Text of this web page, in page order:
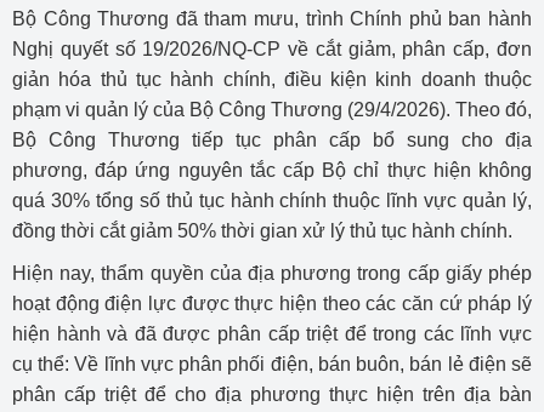
Bộ Công Thương đã tham mưu, trình Chính phủ ban hành
Nghị quyết số 19/2026/NQ-CP về cắt giảm, phân cấp, đơn
giản hóa thủ tục hành chính, điều kiện kinh doanh thuộc
phạm vi quản lý của Bộ Công Thương (29/4/2026). Theo đó,
Bộ Công Thương tiếp tục phân cấp bổ sung cho địa
phương, đáp ứng nguyên tắc cấp Bộ chỉ thực hiện không
quá 30% tổng số thủ tục hành chính thuộc lĩnh vực quản lý,
đồng thời cắt giảm 50% thời gian xử lý thủ tục hành chính.
Hiện nay, thẩm quyền của địa phương trong cấp giấy phép
hoạt động điện lực được thực hiện theo các căn cứ pháp lý
hiện hành và đã được phân cấp triệt để trong các lĩnh vực
cụ thể: Về lĩnh vực phân phối điện, bán buôn, bán lẻ điện sẽ
phân cấp triệt để cho địa phương thực hiện trên địa bàn